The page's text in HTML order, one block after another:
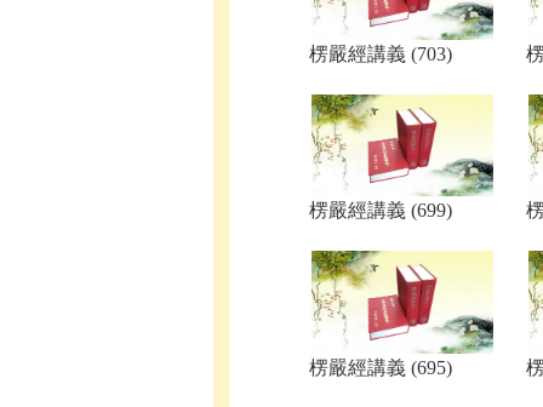
楞嚴經講義 (703)
楞嚴經講義 (699)
楞嚴經講義 (695)